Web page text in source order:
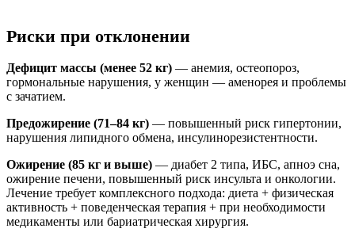
Риски при отклонении
Дефицит массы (менее 52 кг) — анемия, остеопороз,
гормональные нарушения, у женщин — аменорея и проблемы
с зачатием.
Предожирение (71–84 кг) — повышенный риск гипертонии,
нарушения липидного обмена, инсулинорезистентности.
Ожирение (85 кг и выше) — диабет 2 типа, ИБС, апноэ сна,
ожирение печени, повышенный риск инсульта и онкологии.
Лечение требует комплексного подхода: диета + физическая
активность + поведенческая терапия + при необходимости
медикаменты или бариатрическая хирургия.